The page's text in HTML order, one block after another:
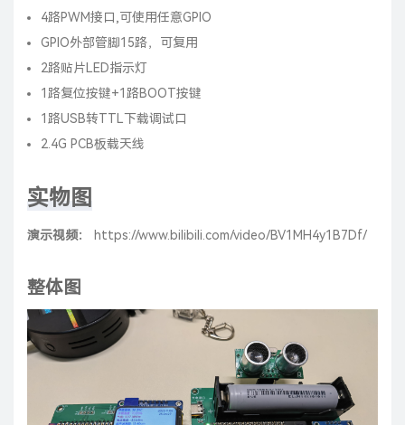
4路PWM接口,可使用任意GPIO
GPIO外部管脚15路，可复用
2路贴片LED指示灯
1路复位按键+1路BOOT按键
1路USB转TTL下载调试口
2.4G PCB板载天线
实物图
演示视频： https://www.bilibili.com/video/BV1MH4y1B7Df/
整体图